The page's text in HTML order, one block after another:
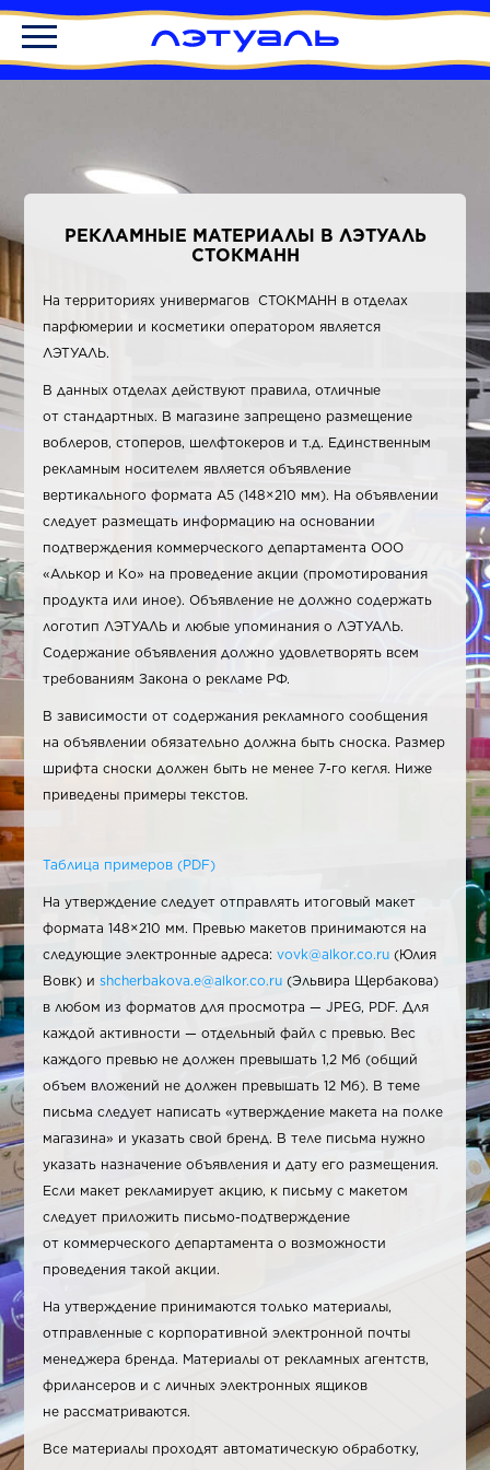
РЕКЛАМНЫЕ МАТЕРИАЛЫ В ЛЭТУАЛЬ
СТОКМАНН
На территориях универмагов СТОКМАНН в отделах
парфюмерии и косметики оператором является
ЛЭТУАЛЬ.
В данных отделах действуют правила, отличные
от стандартных. В магазине запрещено размещение
воблеров, стоперов, шелфтокеров и т.д. Единственным
рекламным носителем является объявление
вертикального формата А5 (148×210 мм). На объявлении
следует размещать информацию на основании
подтверждения коммерческого департамента ООО
«Алькор и Ко» на проведение акции (промотирования
продукта или иное). Объявление не должно содержать
логотип ЛЭТУАЛЬ и любые упоминания о ЛЭТУАЛЬ.
Содержание объявления должно удовлетворять всем
требованиям Закона о рекламе РФ.
В зависимости от содержания рекламного сообщения
на объявлении обязательно должна быть сноска. Размер
шрифта сноски должен быть не менее 7-го кегля. Ниже
приведены примеры текстов.
Таблица примеров (PDF)
На утверждение следует отправлять итоговый макет
формата 148×210 мм. Превью макетов принимаются на
следующие электронные адреса: vovk@alkor.co.ru(Юлия
Вовк) и shcherbakova.e@alkor.co.ru(Эльвира Щербакова)
в любом из форматов для просмотра — JPEG, PDF. Для
каждой активности — отдельный файл с превью. Вес
каждого превью не должен превышать 1,2 Мб (общий
объем вложений не должен превышать 12 Мб). В теме
письма следует написать «утверждение макета на полке
магазина» и указать свой бренд. В теле письма нужно
указать назначение объявления и дату его размещения.
Если макет рекламирует акцию, к письму с макетом
следует приложить письмо-подтверждение
от коммерческого департамента о возможности
проведения такой акции.
На утверждение принимаются только материалы,
отправленные с корпоративной электронной почты
менеджера бренда. Материалы от рекламных агентств,
фрилансеров и с личных электронных ящиков
не рассматриваются.
Все материалы проходят автоматическую обработку,